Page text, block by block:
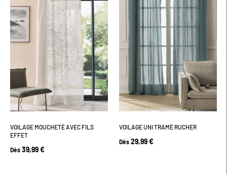
VOILAGE MOUCHETÉ AVEC FILS
EFFET
Dès 39,99 €
VOILAGE UNI TRAMÉ RUCHER
Dès 29,99 €